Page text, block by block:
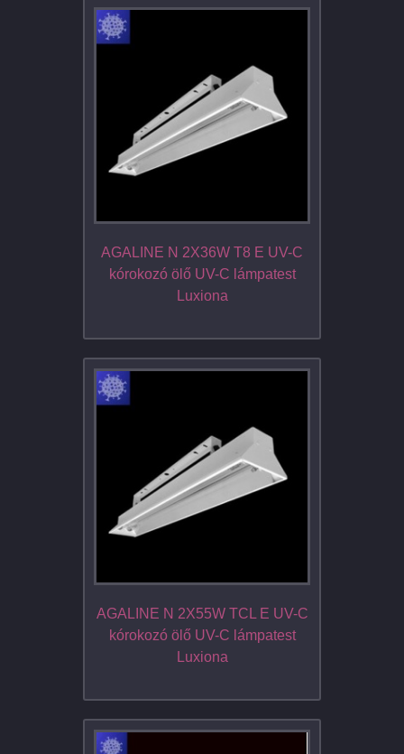
AGALINE N 2X36W T8 E UV-C
kórokozó ölő UV-C lámpatest
Luxiona
AGALINE N 2X55W TCL E UV-C
kórokozó ölő UV-C lámpatest
Luxiona